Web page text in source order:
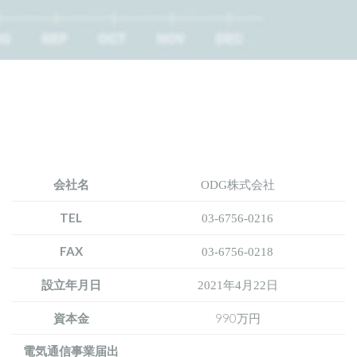
会社名 ODG株式会社
TEL 03-6756-0216
FAX 03-6756-0218
設立年月日 2021年4月22日
資本金 990万円
電気通信事業届出